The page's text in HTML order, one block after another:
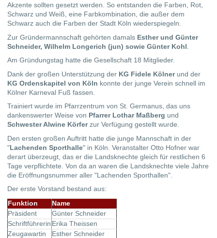
Akzente sollten gesetzt werden. So entstanden die Farben, Rot,
Schwarz und Weiß, eine Farbkombination, die außer dem
Schwarz auch die Farben der Stadt Köln wiederspiegeln.
Zur Gründermannschaft gehörten damals Esther und Günter
Schneider, Wilhelm Longerich (jun) sowie Günter Kohl
Am Gründungstag hatte die Gesellschaft 18 Mitglieder.
Dank der großen Unterstützung der KG Fidele Kölnerund der
KG Ordenskapitel von Köln konnte der junge Verein schnell im
Kölner Karneval Fuß fassen.
Trainiert wurde im Pfarrzentrum von St. Germanus, das uns
dankenswerter Weise von Pfarrer Lothar Maßberg und
Schwester Alwine Körferzur Verfügung gestellt wurde.
Den ersten großen Auftritt hatte die junge Mannschaft in der
"Lachenden Sporthalle" in Köln. Veranstalter Otto Hofner war
derart überzeugt, das er die Landsknechte gleich für restlichen 6
Tage verpflichtete. Von da an waren die Landsknechte viele Jahre
die Eröffnungsnummer aller "Lachenden Sporthallen".
Der erste Vorstand bestand aus:
Funktion
Name
Präsident
Günter Schneider
Schriftführerin Erika Theissen
Zeugawartin
Esther Schneider